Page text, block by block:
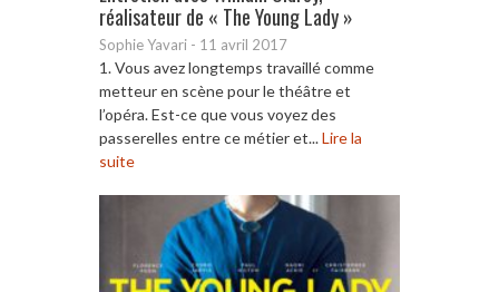
réalisateur de « The Young Lady »
Sophie Yavari - 11 avril 2017
1. Vous avez longtemps travaillé comme
metteur en scène pour le théâtre et
l’opéra. Est-ce que vous voyez des
passerelles entre ce métier et...Lire la
suite